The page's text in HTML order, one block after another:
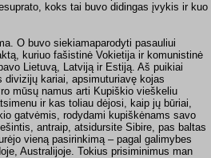
koks tai buvo didingas įvykis ir kuo
O buvo siekiamaparodyti pasauliui
kuriuo fašistinė Vokietija ir komunistinė
Lietuvą, Latviją ir Estiją. Aš puikiai
divizijų kariai, apsimuturiavę kojas
mūsų namus arti Kupiškio vieškeliu
ir kas toliau dėjosi, kaip jų būriai,
gatvėmis, rodydami kupiškėnams savo
antraip, atsidursite Sibire, pas baltas
vieną pasirinkimą – pagal galimybes
Australijoje. Tokius prisiminimus man